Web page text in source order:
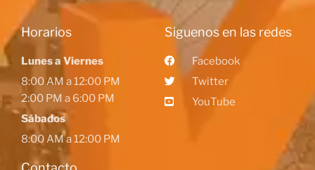
Horarios
Lunes a Viernes
8:00 AM a 12:00 PM
2:00 PM a 6:00 PM
Sábados
8:00 AM a 12:00 PM
Siguenos en las redes
Facebook
Twitter
YouTube